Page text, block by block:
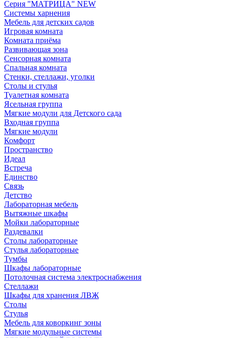
Серия "МАТРИЦА" NEW
Системы харнения
Мебель для детских садов
Игровая комната
Комната приёма
Развивающая зона
Сенсорная комната
Спальная комната
Стенки, стеллажи, уголки
Столы и стулья
Туалетная комната
Ясельная группа
Мягкие модули для Детского сада
Входная группа
Мягкие модули
Комфорт
Пространство
Идеал
Встреча
Единство
Связь
Детство
Лабораторная мебель
Вытяжные шкафы
Мойки лабораторные
Раздевалки
Столы лабораторные
Стулья лабораторные
Тумбы
Шкафы лабораторные
Потолочная система электроснабжения
Стеллажи
Шкафы для хранения ЛВЖ
Столы
Стулья
Мебель для коворкинг зоны
Мягкие модульные системы